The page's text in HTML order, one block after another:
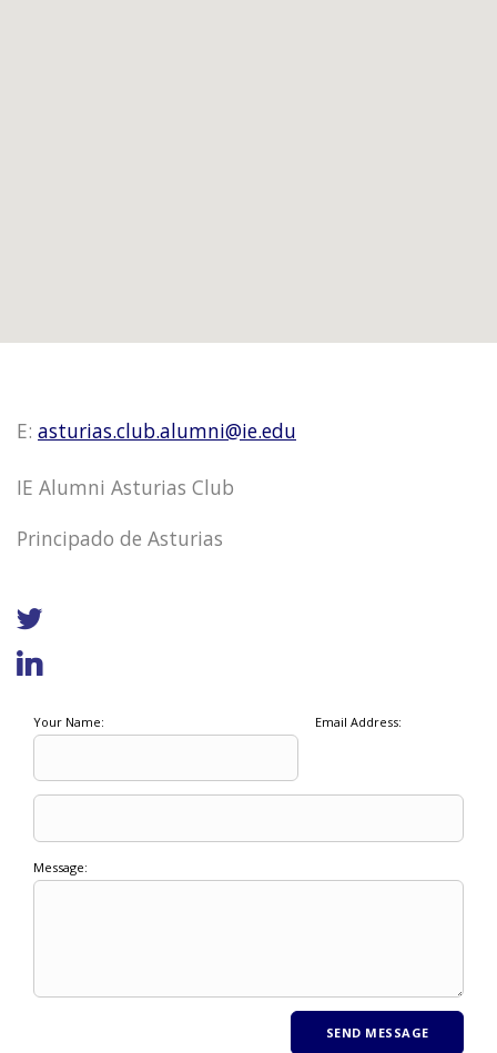
E: asturias.club.alumni@ie.edu
IE Alumni Asturias Club
Principado de Asturias
Your Name: Email Address:
Message: